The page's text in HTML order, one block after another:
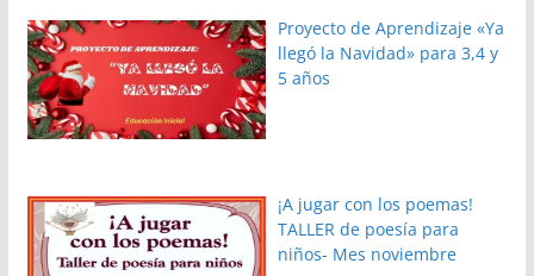
Proyecto de Aprendizaje «Ya
llegó la Navidad» para 3,4 y
5 años
¡A jugar con los poemas!
TALLER de poesía para
niños- Mes noviembre